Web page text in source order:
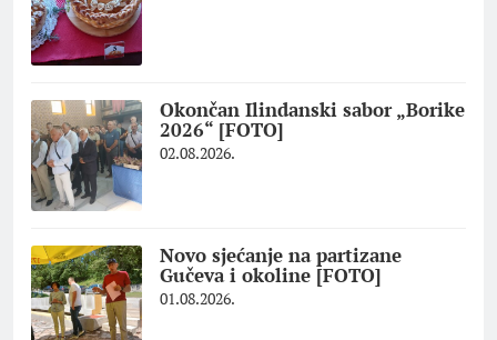
Okončan Ilindanski sabor „Borike
2026“ [FOTO]
02.08.2026.
Novo sjećanje na partizane
Gučeva i okoline [FOTO]
01.08.2026.